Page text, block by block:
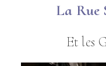
La Rue
Et les